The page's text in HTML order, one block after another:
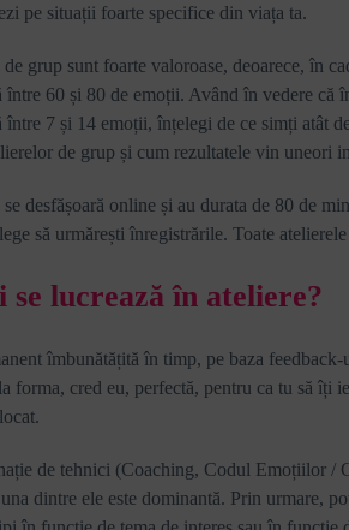
pe situații foarte specifice din viața ta.
grup sunt foarte valoroase, deoarece, în
între 60 și 80 de emoții. Având în vedere că
între 7 și 14 emoții, înțelegi de ce simți atât
de grup și cum rezultatele vin uneori
desfășoară online și au durata de 80 de
să urmărești înregistrările.Toate
se lucrează în ateliere?
îmbunătățită în timp, pe baza feedback-
forma, cred eu, perfectă, pentru ca tu să îți
de tehnici (Coaching, Codul Emoțiilor /
dintre ele este dominantă. Prin urmare,